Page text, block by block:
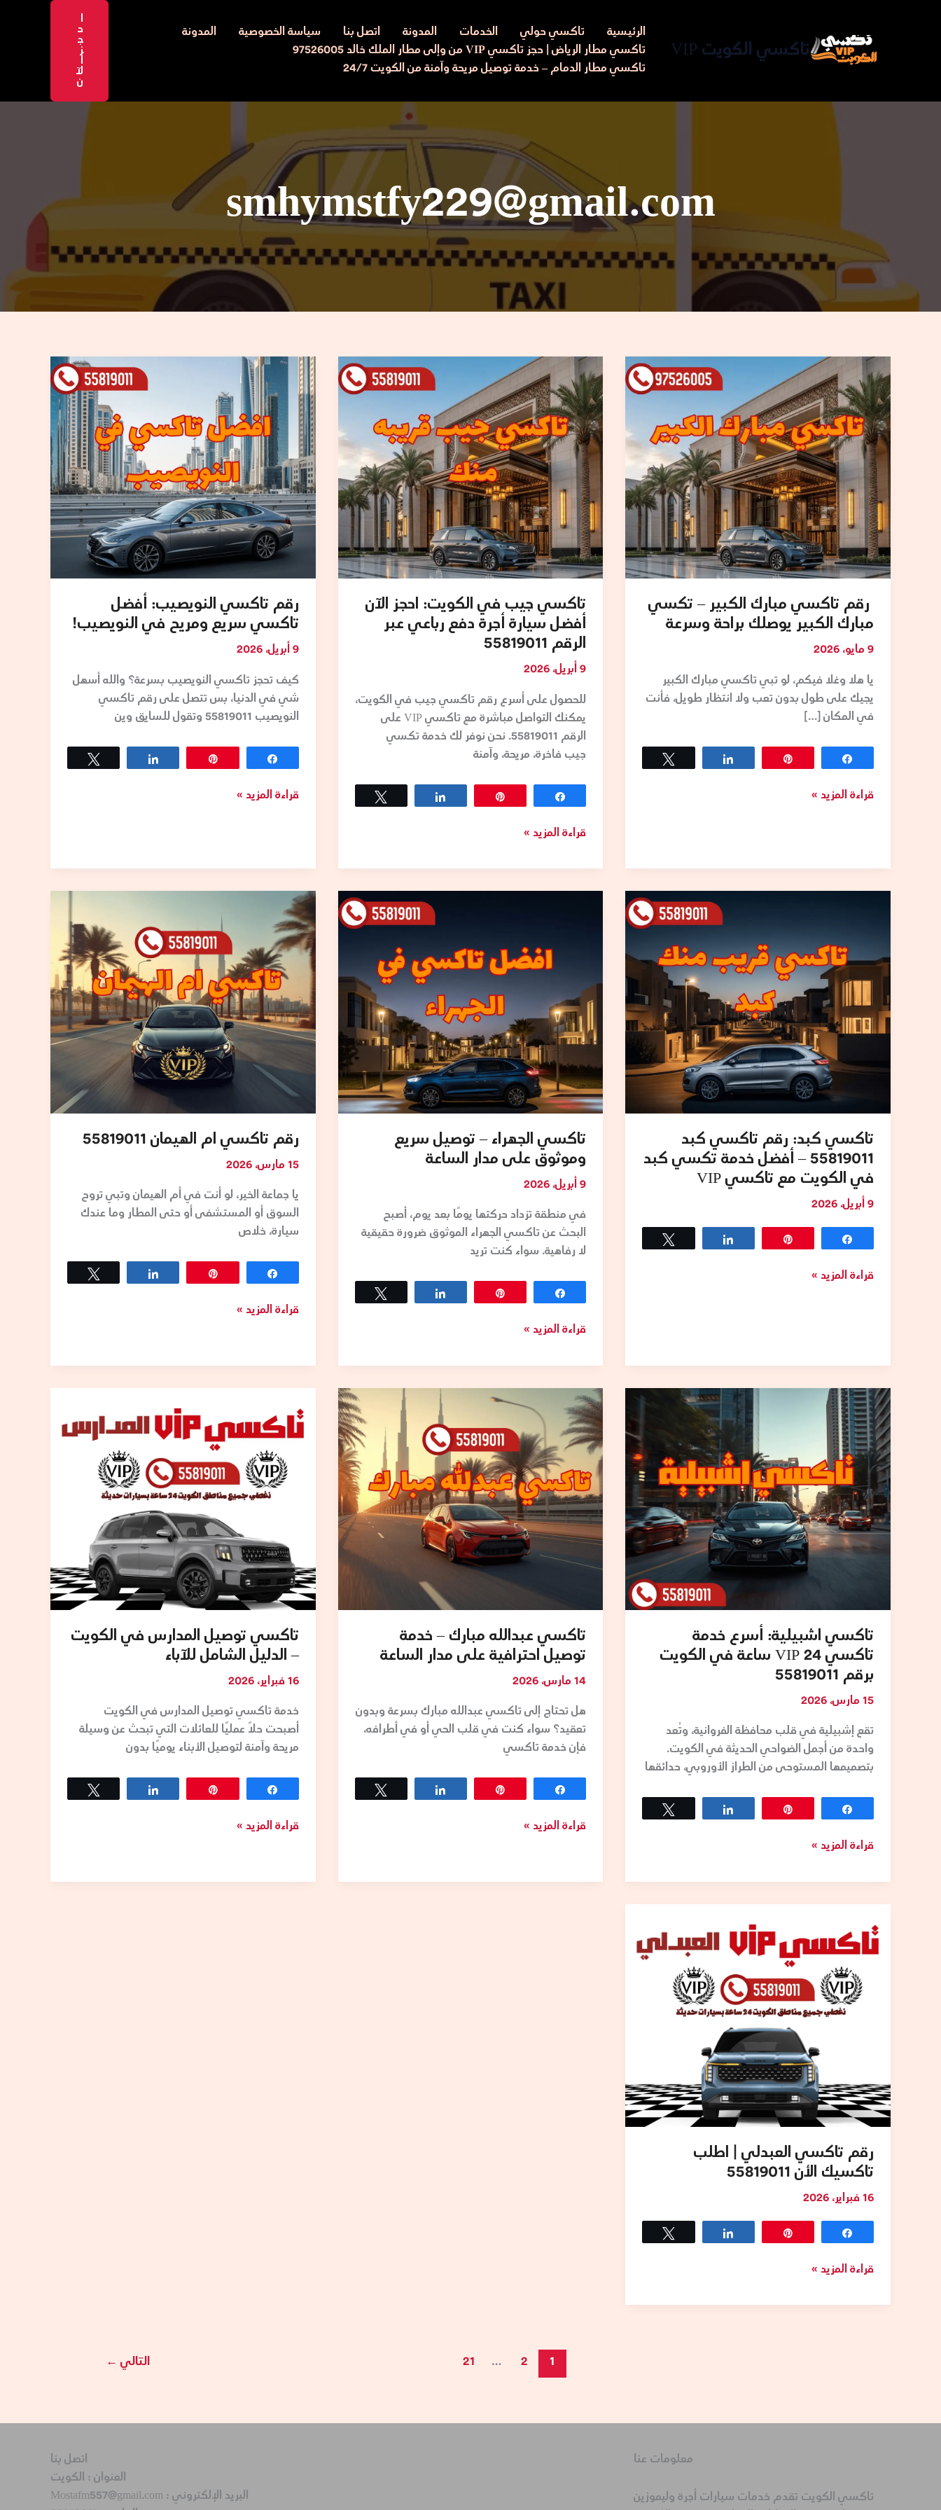
تاكسي الكويت VIP
الرئيسية تاكسي حولي الخدمات المدونة اتصل بنا سياسة الخصوصية
المدونة
تاكسي مطار الرياض | حجز تاكسي VIP من وإلى مطار الملك خالد 97526005
تاكسي مطار الدمام – خدمة توصيل مريحة وآمنة من الكويت 24/7
ا
ح
ج
ز
ا
لآ
ن
smhymstfy229@gmail.com
رقم تاكسي مبارك الكبير – تكسي
مبارك الكبير يوصلك براحة وسرعة
9 مايو، 2026
يا هلا وغلا فيكم، لو تبي تاكسي مبارك الكبير
يجيك على طول بدون تعب ولا انتظار طويل، فأنت
في المكان […]
رقم
تاكسي
مبارك
الكبير
–
تكسي
مبارك
الكبير
يوصلك
براحة
وسرعة
قراءة المزيد »
تاكسي جيب في الكويت: احجز الآن
أفضل سيارة أجرة دفع رباعي عبر
الرقم 55819011
9 أبريل، 2026
للحصول على أسرع رقم تاكسي جيب في الكويت،
يمكنك التواصل مباشرة مع تاكسي VIP على
الرقم 55819011. نحن نوفر لك خدمة تكسي
جيب فاخرة، مريحة، وآمنة
تاكسي
جيب
في
الكويت:
احجز
الآن
أفضل
سيارة
أجرة
دفع
رباعي
عبر
الرقم
55819011
قراءة المزيد »
رقم تاكسي النويصيب: أفضل
تاكسي سريع ومريح في النويصيب!
9 أبريل، 2026
كيف تحجز تاكسي النويصيب بسرعة؟ والله أسهل
شي في الدنيا، بس تتصل على رقم تاكسي
النويصيب 55819011 وتقول للسايق وين
رقم
تاكسي
النويصيب:
أفضل
تاكسي
سريع
ومريح
في
النويصيب!
قراءة المزيد »
تاكسي كبد: رقم تاكسي كبد
55819011 – أفضل خدمة تكسي كبد
في الكويت مع تاكسي VIP
9 أبريل، 2026
تاكسي
55819011
–
أفضل
تكسي
الكويت
مع
تاكسي
VIP
قراءة المزيد »
تاكسي الجهراء – توصيل سريع
وموثوق على مدار الساعة
9 أبريل، 2026
في منطقة تزداد حركتها يومًا بعد يوم، أصبح
البحث عن تاكسي الجهراء الموثوق ضرورة حقيقية
لا رفاهية. سواء كنت تريد
وموثوق
على
مدار
الساعة
قراءة المزيد »
رقم تاكسي ام الهيمان 55819011
15 مارس، 2026
يا جماعة الخير، لو أنت في أم الهيمان وتبي تروح
السوق أو المستشفى أو حتى المطار وما عندك
سيارة، خلاص
رقم
تاكسي
ام
الهيمان
55819011
قراءة المزيد »
تاكسي اشبيلية: أسرع خدمة
تاكسي VIP 24 ساعة في الكويت
برقم 55819011
15 مارس، 2026
تقع إشبيلية في قلب محافظة الفروانية، وتُعد
واحدة من أجمل الضواحي الحديثة في الكويت.
بتصميمها المستوحى من الطراز الأوروبي، حدائقها
تاكسي
اشبيلية:
أسرع
خدمة
تاكسي
VIP
24
ساعة
في
الكويت
قراءة المزيد »
تاكسي عبدالله مبارك – خدمة
توصيل احترافية على مدار الساعة
14 مارس، 2026
هل تحتاج إلى تاكسي عبدالله مبارك بسرعة وبدون
تعقيد؟ سواء كنت في قلب الحي أو في أطرافه،
فإن خدمة تاكسي
تاكسي
عبدالله
مبارك
–
خدمة
توصيل
احترافية
على
مدار
الساعة
قراءة المزيد »
تاكسي توصيل المدارس في الكويت
– الدليل الشامل للآباء
16 فبراير، 2026
خدمة تاكسي توصيل المدارس في الكويت
أصبحت حلًا عمليًا للعائلات التي تبحث عن وسيلة
مريحة وآمنة لتوصيل الأبناء يوميًا بدون
توصيل
المدارس
الكويت
للآباء
قراءة المزيد »
رقم تاكسي العبدلي | اطلب
تاكسيك الأن 55819011
16 فبراير، 2026
تاكسي
العبدلي
اطلب
تاكسيك
قراءة المزيد »
1
2
…
21 التالي ←
معلومات عنا
تاكسي الكويت تقدم خدمات سيارات أجرة وليموزين
اتصل بنا
العنوان : الكويت
البريد الإلكتروني :